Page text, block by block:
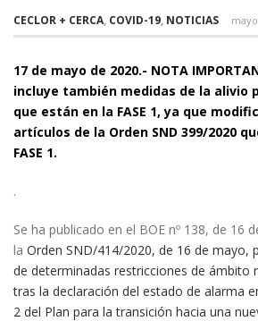
CECLOR + CERCA, COVID-19, NOTICIAS
17 de mayo de 2020.- NOTA
incluye también medidas de la alivio
que están en la FASE 1, ya que
artículos de la Orden SND 399/2020
FASE 1.
.
Se ha publicado en el BOE nº 138, de 16
la Orden SND/414/2020, de 16 de mayo,
de determinadas restricciones de ámbito
tras la declaración del estado de alarma
2 del Plan para la transición hacia una